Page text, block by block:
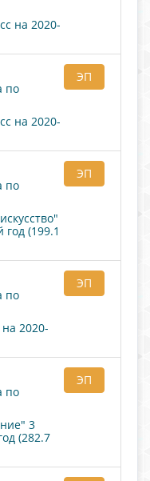
на 2020-
по
на 2020-
ЭП
по
(199.1
ЭП
по
2020-
ЭП
по
3
(282.7
ЭП